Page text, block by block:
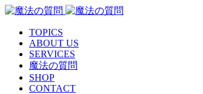
TOPICS
ABOUT US
SERVICES
魔法の質問
SHOP
CONTACT